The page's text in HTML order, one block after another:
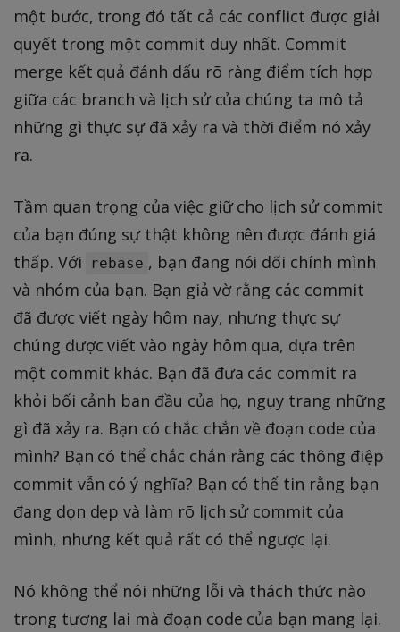
một bước, trong đó tất cả các conflict được giải
quyết trong một commit duy nhất. Commit
merge kết quả đánh dấu rõ ràng điểm tích hợp
giữa các branch và lịch sử của chúng ta mô tả
những gì thực sự đã xảy ra và thời điểm nó xảy
ra.
Tầm quan trọng của việc giữ cho lịch sử commit
của bạn đúng sự thật không nên được đánh giá
thấp. Với
rebase , bạn đang nói dối chính mình
và nhóm của bạn. Bạn giả vờ rằng các commit
đã được viết ngày hôm nay, nhưng thực sự
chúng được viết vào ngày hôm qua, dựa trên
một commit khác. Bạn đã đưa các commit ra
khỏi bối cảnh ban đầu của họ, ngụy trang những
gì đã xảy ra. Bạn có chắc chắn về đoạn code của
mình? Bạn có thể chắc chắn rằng các thông điệp
commit vẫn có ý nghĩa? Bạn có thể tin rằng bạn
đang dọn dẹp và làm rõ lịch sử commit của
mình, nhưng kết quả rất có thể ngược lại.
Nó không thể nói những lỗi và thách thức nào
trong tương lai mà đoạn code của bạn mang lại.